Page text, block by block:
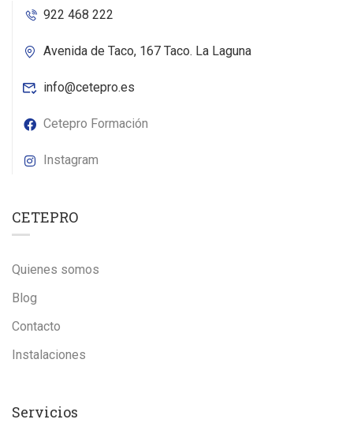
922 468 222
Avenida de Taco, 167 Taco. La Laguna
info@cetepro.es
Cetepro Formación
Instagram
CETEPRO
Quienes somos
Blog
Contacto
Instalaciones
Servicios